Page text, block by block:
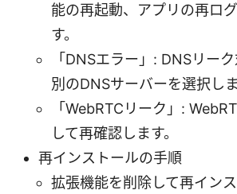
能の再起動、アプリの再ロ
す。
「DNSエラー」: DNSリー
別のDNSサーバーを選択しま
「WebRTCリーク」:
して再確認します。
再インストールの手順
拡張機能を削除して再イン